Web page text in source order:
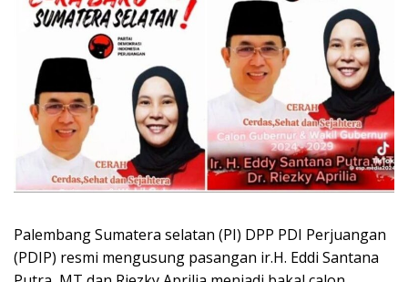
Palembang Sumatera selatan (PI) DPP PDI Perjuangan
(PDIP) resmi mengusung pasangan ir.H. Eddi Santana